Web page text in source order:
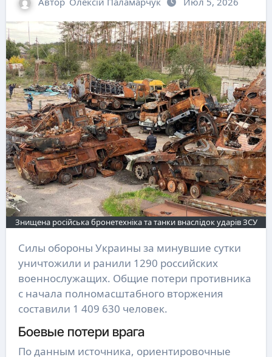
Знищена російська бронетехніка та танки внаслідок ударів ЗСУ
Силы обороны Украины за минувшие сутки
уничтожили и ранили 1290 российских
военнослужащих. Общие потери противника
с начала полномасштабного вторжения
составили 1 409 630 человек.
Боевые потери врага
По данным источника, ориентировочные